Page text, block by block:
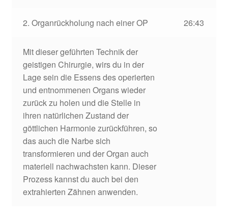
2. Organrückholung nach einer OP 26:43
Mit dieser geführten Technik der
geistigen Chirurgie, wirs du in der
Lage sein die Essens des operierten
und entnommenen Organs wieder
zurück zu holen und die Stelle in
ihren natürlichen Zustand der
göttlichen Harmonie zurückführen, so
das auch die Narbe sich
transformieren und der Organ auch
materiell nachwachsten kann. Dieser
Prozess kannst du auch bei den
extrahierten Zähnen anwenden.